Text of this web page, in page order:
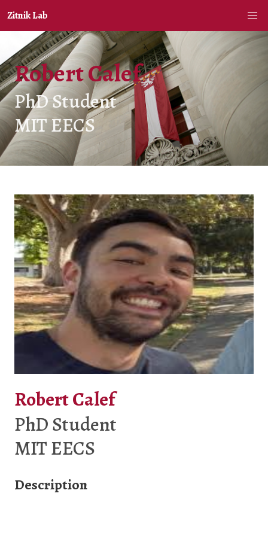
Zitnik Lab
Robert Calef
PhD Student
MIT EECS
Robert Calef
PhD Student
MIT EECS
Description